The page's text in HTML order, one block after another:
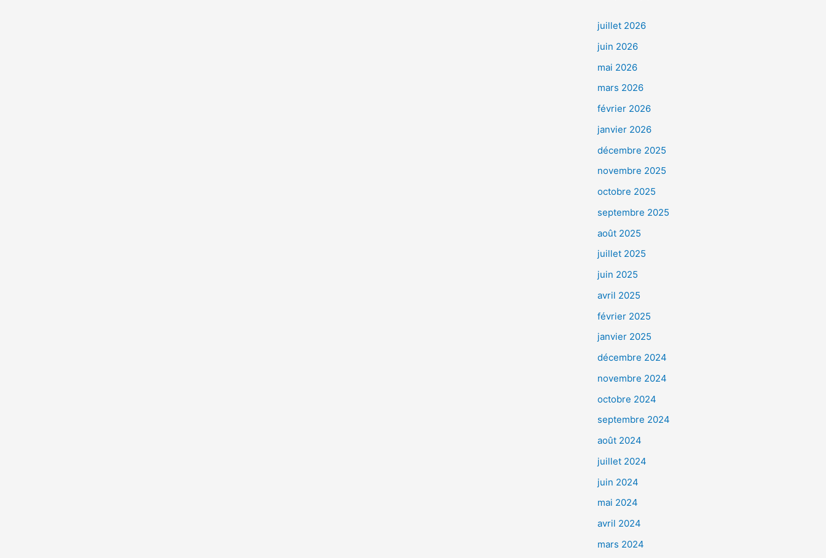
juillet 2026
juin 2026
mai 2026
mars 2026
février 2026
janvier 2026
décembre 2025
novembre 2025
octobre 2025
septembre 2025
août 2025
juillet 2025
juin 2025
avril 2025
février 2025
janvier 2025
décembre 2024
novembre 2024
octobre 2024
septembre 2024
août 2024
juillet 2024
juin 2024
mai 2024
avril 2024
mars 2024